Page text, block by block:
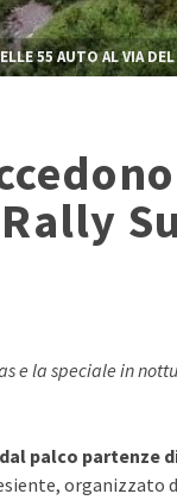
55 AUTO AL VIA
la speciale in
palco partenze
organizzato